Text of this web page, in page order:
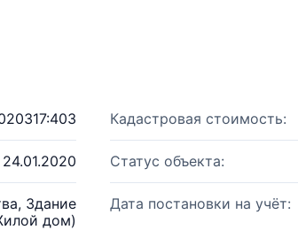
Кадастровая стоимость:
24.01.2020 Статус объекта:
Здание
дом)
Дата постановки на учёт: